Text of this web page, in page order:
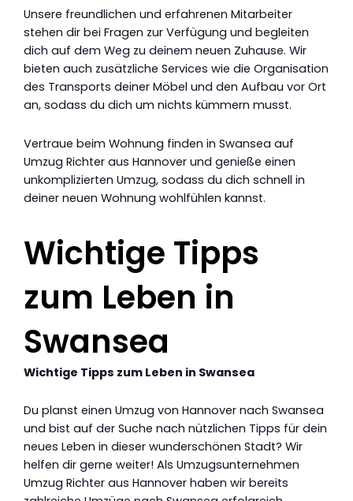
Unsere freundlichen und erfahrenen Mitarbeiter
stehen dir bei Fragen zur Verfügung und begleiten
dich auf dem Weg zu deinem neuen Zuhause. Wir
bieten auch zusätzliche Services wie die Organisation
des Transports deiner Möbel und den Aufbau vor Ort
an, sodass du dich um nichts kümmern musst.
Vertraue beim Wohnung finden in Swansea auf
Umzug Richter aus Hannover und genieße einen
unkomplizierten Umzug, sodass du dich schnell in
deiner neuen Wohnung wohlfühlen kannst.
Wichtige Tipps
zum Leben in
Swansea
Wichtige Tipps zum Leben in Swansea
Du planst einen Umzug von Hannover nach Swansea
und bist auf der Suche nach nützlichen Tipps für dein
neues Leben in dieser wunderschönen Stadt? Wir
helfen dir gerne weiter! Als Umzugsunternehmen
Umzug Richter aus Hannover haben wir bereits